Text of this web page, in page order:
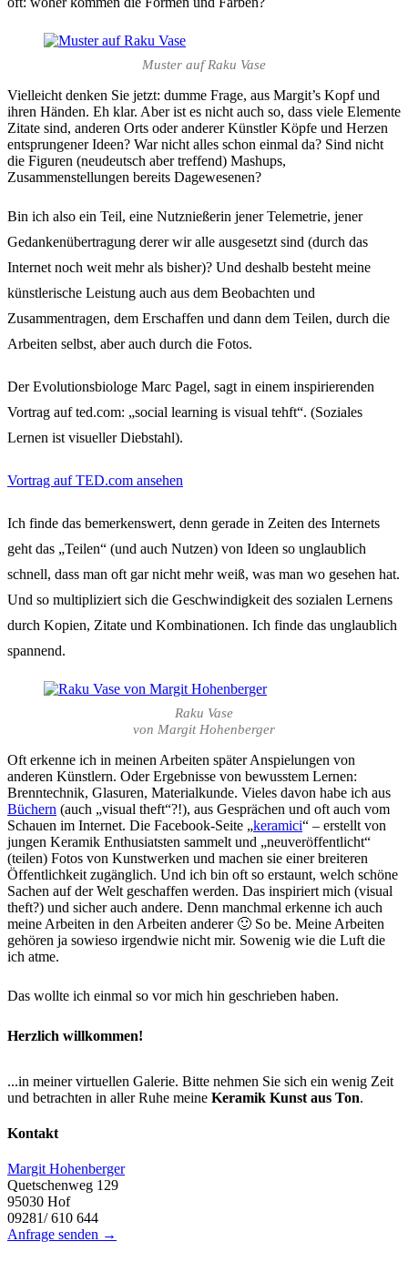
Muster auf Raku Vase
Vielleicht denken Sie jetzt: dumme Frage, aus Margit’s Kopf und
ihren Händen. Eh klar. Aber ist es nicht auch so, dass viele Elemente
Zitate sind, anderen Orts oder anderer Künstler Köpfe und Herzen
entsprungener Ideen? War nicht alles schon einmal da? Sind nicht
die Figuren (neudeutsch aber treffend) Mashups,
Zusammenstellungen bereits Dagewesenen?
Bin ich also ein Teil, eine Nutznießerin jener Telemetrie, jener
Gedankenübertragung derer wir alle ausgesetzt sind (durch das
Internet noch weit mehr als bisher)? Und deshalb besteht meine
künstlerische Leistung auch aus dem Beobachten und
Zusammentragen, dem Erschaffen und dann dem Teilen, durch die
Arbeiten selbst, aber auch durch die Fotos.
Der Evolutionsbiologe Marc Pagel, sagt in einem inspirierenden
Vortrag auf ted.com: „social learning is visual tehft“. (Soziales
Lernen ist visueller Diebstahl).
Vortrag auf TED.com ansehen
Ich finde das bemerkenswert, denn gerade in Zeiten des Internets
geht das „Teilen“ (und auch Nutzen) von Ideen so unglaublich
schnell, dass man oft gar nicht mehr weiß, was man wo gesehen hat.
Und so multipliziert sich die Geschwindigkeit des sozialen Lernens
durch Kopien, Zitate und Kombinationen. Ich finde das unglaublich
spannend.
Raku Vase
von Margit Hohenberger
Oft erkenne ich in meinen Arbeiten später Anspielungen von
anderen Künstlern. Oder Ergebnisse von bewusstem Lernen:
Brenntechnik, Glasuren, Materialkunde. Vieles davon habe ich aus
Büchern (auch „visual theft“?!), aus Gesprächen und oft auch vom
Schauen im Internet. Die Facebook-Seite „keramici“ – erstellt von
jungen Keramik Enthusiatsten sammelt und „neuveröffentlicht“
(teilen) Fotos von Kunstwerken und machen sie einer breiteren
Öffentlichkeit zugänglich. Und ich bin oft so erstaunt, welch schöne
Sachen auf der Welt geschaffen werden. Das inspiriert mich (visual
theft?) und sicher auch andere. Denn manchmal erkenne ich auch
meine Arbeiten in den Arbeiten anderer 🙂 So be. Meine Arbeiten
gehören ja sowieso irgendwie nicht mir. Sowenig wie die Luft die
ich atme.
Das wollte ich einmal so vor mich hin geschrieben haben.
Herzlich willkommen!
...in meiner virtuellen Galerie. Bitte nehmen Sie sich ein wenig Zeit
und betrachten in aller Ruhe meine Keramik Kunst aus Ton.
Kontakt
Margit Hohenberger
Quetschenweg 129
95030 Hof
09281/ 610 644
Anfrage senden →